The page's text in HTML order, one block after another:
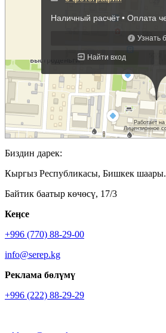
Биздин дарек:
Кыргыз Республикасы, Бишкек шаары.
Байтик баатыр көчөсү, 17/3
Кеӊсе
+996 (770) 88-29-00
info@serep.kg
Реклама бөлүмү
+996 (222) 88-29-29